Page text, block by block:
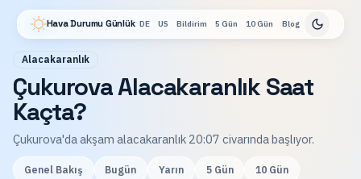
Hava Durumu Günlük DE US Bildirim 5 Gün 10 Gün Blog
Alacakaranlık
Çukurova Alacakaranlık Saat
Kaçta?
Çukurova'da akşam alacakaranlık 20:07 civarında başlıyor.
Genel Bakış Bugün Yarın 5 Gün 10 Gün